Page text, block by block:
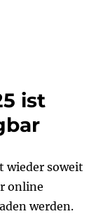
ist
wieder soweit
online
werden.